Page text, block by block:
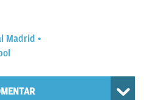
Madrid